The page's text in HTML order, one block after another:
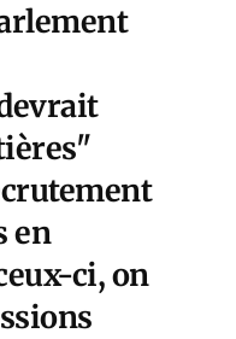
en
ci, on